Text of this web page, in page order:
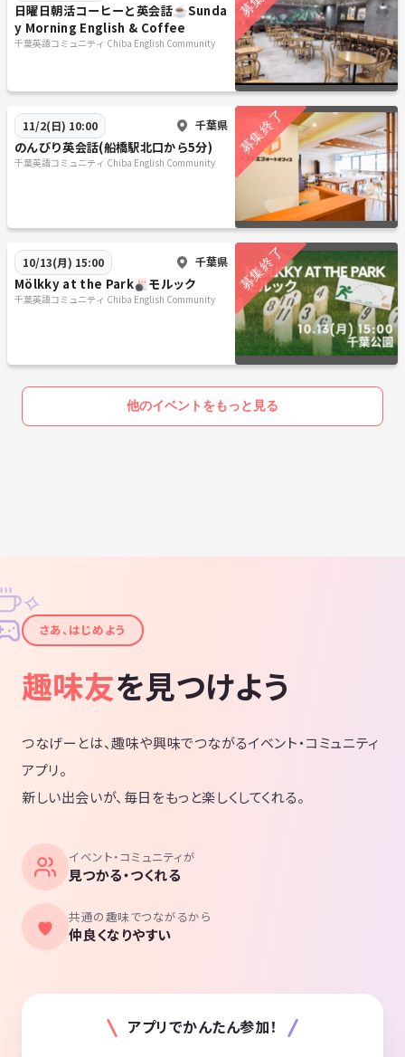
日曜日朝活コーヒーと英会話☕Sunda
y Morning English & Coffee
千葉英語コミュニティ Chiba English Community
11/2(日) 10:00 千葉県
のんびり英会話(船橋駅北口から5分)
千葉英語コミュニティ Chiba English Community
10/13(月) 15:00 千葉県
Mölkky at the Park🎳モルック
千葉英語コミュニティ Chiba English Community
他のイベントをもっと見る
✦
✧
さあ、はじめよう
趣味友を見つけよう
つなげーとは、趣味や興味でつながるイベント・コミュニティ
アプリ。
新しい出会いが、毎日をもっと楽しくしてくれる。
イベント・コミュニティが
見つかる・つくれる
共通の趣味でつながるから
仲良くなりやすい
アプリでかんたん参加！